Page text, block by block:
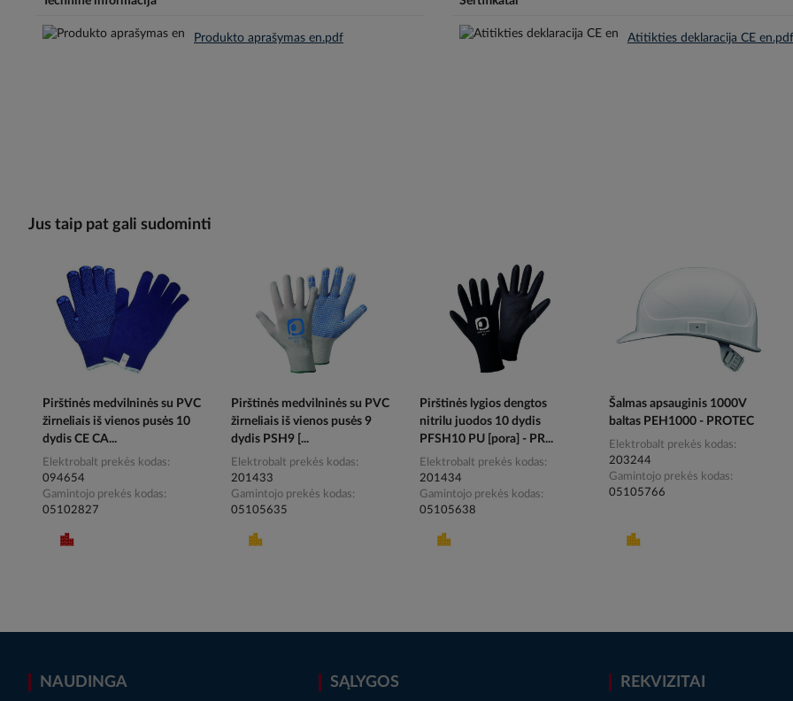
Produkto aprašymas en.pdf Atitikties deklaracija CE en.pdf
Jus taip pat gali sudominti
Pirštinės medvilninės su PVC
žirneliais iš vienos pusės 10
dydis CE CA...
Elektrobalt prekės kodas
094654
Gamintojo prekės kodas
05102827
Pirštinės medvilninės su PVC
žirneliais iš vienos pusės 9
dydis PSH9 [...
Elektrobalt prekės kodas
201433
Gamintojo prekės kodas
05105635
Pirštinės lygios dengtos
nitrilu juodos 10 dydis
PFSH10 PU [pora] - PR...
Elektrobalt prekės kodas
201434
Gamintojo prekės kodas
05105638
Šalmas apsauginis 1000V
baltas PEH1000 - PROTEC
Elektrobalt prekės kodas
203244
Gamintojo prekės kodas
05105766
NAUDINGA SĄLYGOS REKVIZITAI